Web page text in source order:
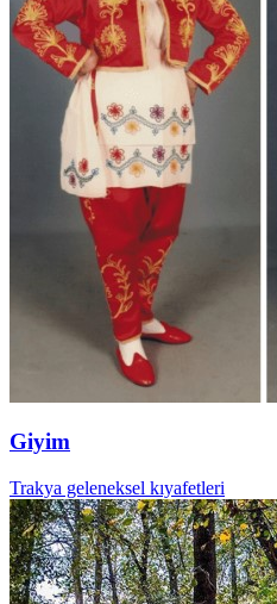
Giyim
Trakya geleneksel kıyafetleri